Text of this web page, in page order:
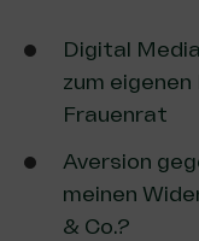
Digital
zum
Frauenrat
Aversion
meinen
& Co.?